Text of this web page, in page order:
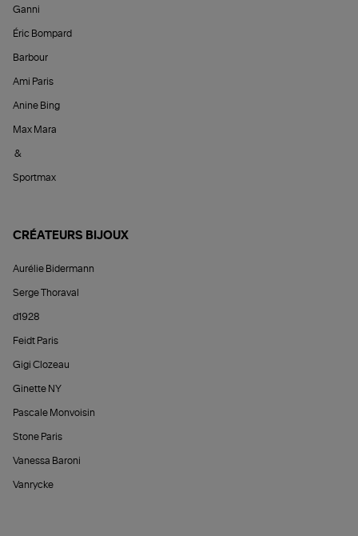
Ganni
Éric Bompard
Barbour
Ami Paris
Anine Bing
Max Mara
&
Sportmax
CRÉATEURS BIJOUX
Aurélie Bidermann
Serge Thoraval
d1928
Feidt Paris
Gigi Clozeau
Ginette NY
Pascale Monvoisin
Stone Paris
Vanessa Baroni
Vanrycke